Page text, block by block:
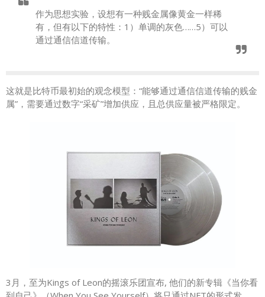
作为思想实验，设想有一种贱金属像黄金一样稀
有，但有以下的特性：1）单调的灰色……5）可以
通过通信信道传输。
这就是比特币最初始的观念模型：“能够通过通信信道传输的贱金
属”，需要通过数字“采矿”增加供应，且总供应量被严格限定。
3月，至为Kings of Leon的摇滚乐团宣布, 他们的新专辑《当你看